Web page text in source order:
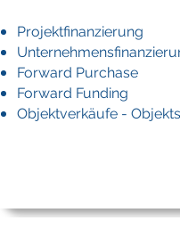
Projektfinanzierung
Forward Purchase
Forward Funding
Objektverkäufe -